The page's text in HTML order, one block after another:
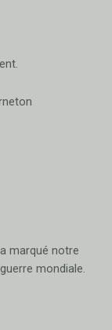
marqué notre
mondiale.